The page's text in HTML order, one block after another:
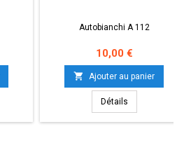
Autobianchi A 112
Prix
10,00 €
 Ajouter au panier
Détails